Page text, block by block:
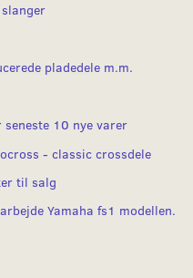
pladedele m.m.
seneste 10 nye varer
- classic crossdele
til salg
Yamaha fs1 modellen.